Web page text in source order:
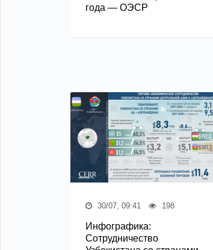
года — ОЭСР
30/07, 09:41 198
Инфографика:
Сотрудничество